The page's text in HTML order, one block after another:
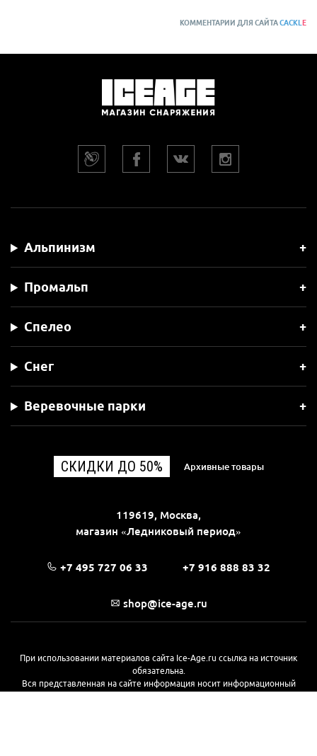
КОММЕНТАРИИ ДЛЯ САЙТАCACKL E
Альпинизм
Промальп
Спелео
Снег
Веревочные парки
СКИДКИ ДО 50% Архивные товары
119619, Москва,
магазин «Ледниковый период»
+7 495 727 06 33 +7 916 888 83 32
shop@ice-age.ru
При использовании материалов сайта Ice-Age.ru ссылка на источник
обязательна.
Вся представленная на сайте информация носит информационный